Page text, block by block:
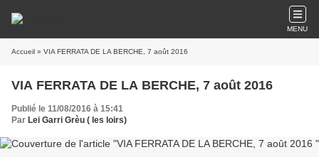
MENU
Accueil » VIA FERRATA DE LA BERCHE, 7 août 2016
VIA FERRATA DE LA BERCHE, 7 août 2016
Publié le 11/08/2016 à 15:41
Par Lei Garri Grèu ( les loirs)